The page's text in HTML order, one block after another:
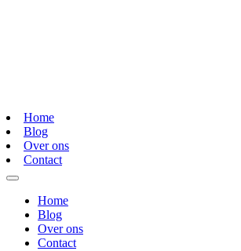
Home
Blog
Over ons
Contact
Home
Blog
Over ons
Contact